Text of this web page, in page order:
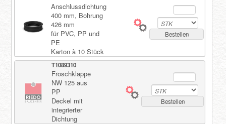
Anschlussdichtung
400 mm, Bohrung
426 mm
für PVC, PP und
PE
Karton à 10 Stück
Bestellen
T1089310
Froschklappe
NW 125 aus
PP
Deckel mit
integrierter
Dichtung
Bestellen